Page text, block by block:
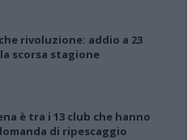
rivoluzione: addio a 23
scorsa stagione
è tra i 13 club che hanno
di ripescaggio